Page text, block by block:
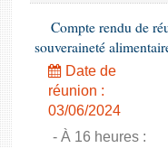
Compte rendu de
souveraineté
Date de
réunion :
03/06/2024
- À 16 heures :